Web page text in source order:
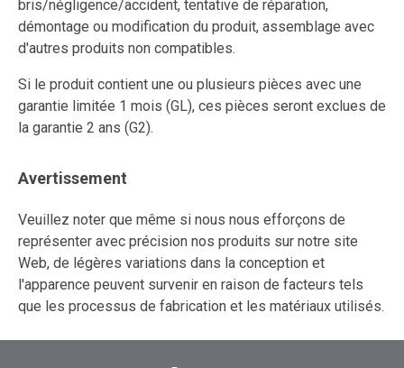
bris/négligence/accident, tentative de réparation,
démontage ou modification du produit, assemblage avec
d'autres produits non compatibles.
Si le produit contient une ou plusieurs pièces avec une
garantie limitée 1 mois (GL), ces pièces seront exclues de
la garantie 2 ans (G2).
Avertissement
Veuillez noter que même si nous nous efforçons de
représenter avec précision nos produits sur notre site
Web, de légères variations dans la conception et
l'apparence peuvent survenir en raison de facteurs tels
que les processus de fabrication et les matériaux utilisés.